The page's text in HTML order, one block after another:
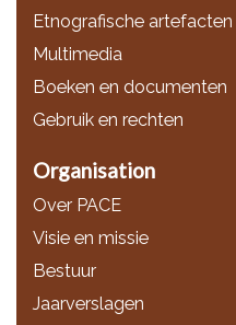
Etnografische artefacten
Multimedia
Boeken en documenten
Gebruik en rechten
Organisation
Over PACE
Visie en missie
Bestuur
Jaarverslagen